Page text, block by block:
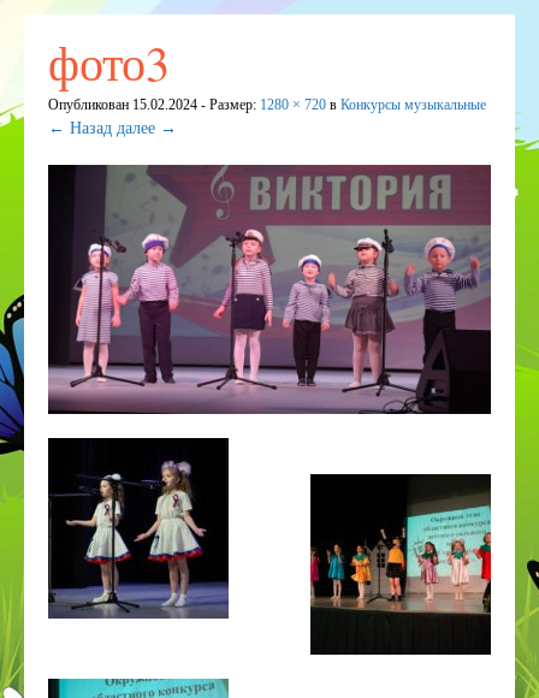
Новости
Приём детей в детский сад
ДЕЖУРНЫЕ ГРУППЫ
Странички педагогов
Дистанционное образование
КОРРЕКЦИОННОЕ И ИНКЛЮЗИВНОЕ
ОБРАЗОВАНИЕ
Приём в 1 класс
Дополнительное образование
ВСОКО
Организация питания в СП
Наставничество
Космос
фото3
Опубликован 15.02.2024 - Размер: 1280 × 720 в Конкурсы музыкальные
← Назад далее →